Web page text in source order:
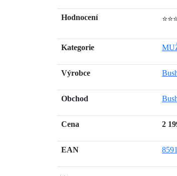
Hodnocení
Kategorie
Výrobce
Obchod
Cena 2
EAN